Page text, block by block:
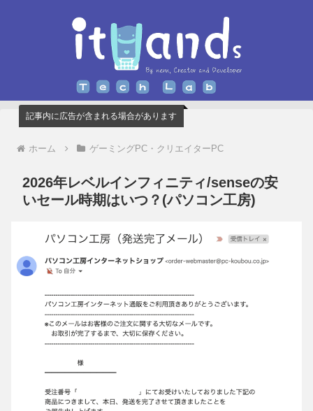
記事内に広告が含まれる場合があります
ホーム ゲーミングPC・クリエイターPC
2026年レベルインフィニティ/senseの安
いセール時期はいつ？(パソコン工房)